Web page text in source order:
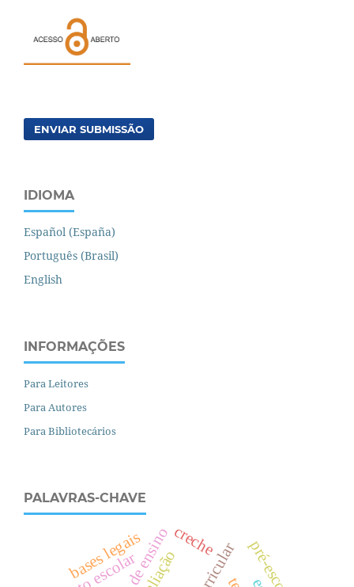
ENVIAR SUBMISSÃO
IDIOMA
Español (España)
Português (Brasil)
English
INFORMAÇÕES
Para Leitores
Para Autores
Para Bibliotecários
PALAVRAS-CHAVE
pré-escola
creche
bases legais